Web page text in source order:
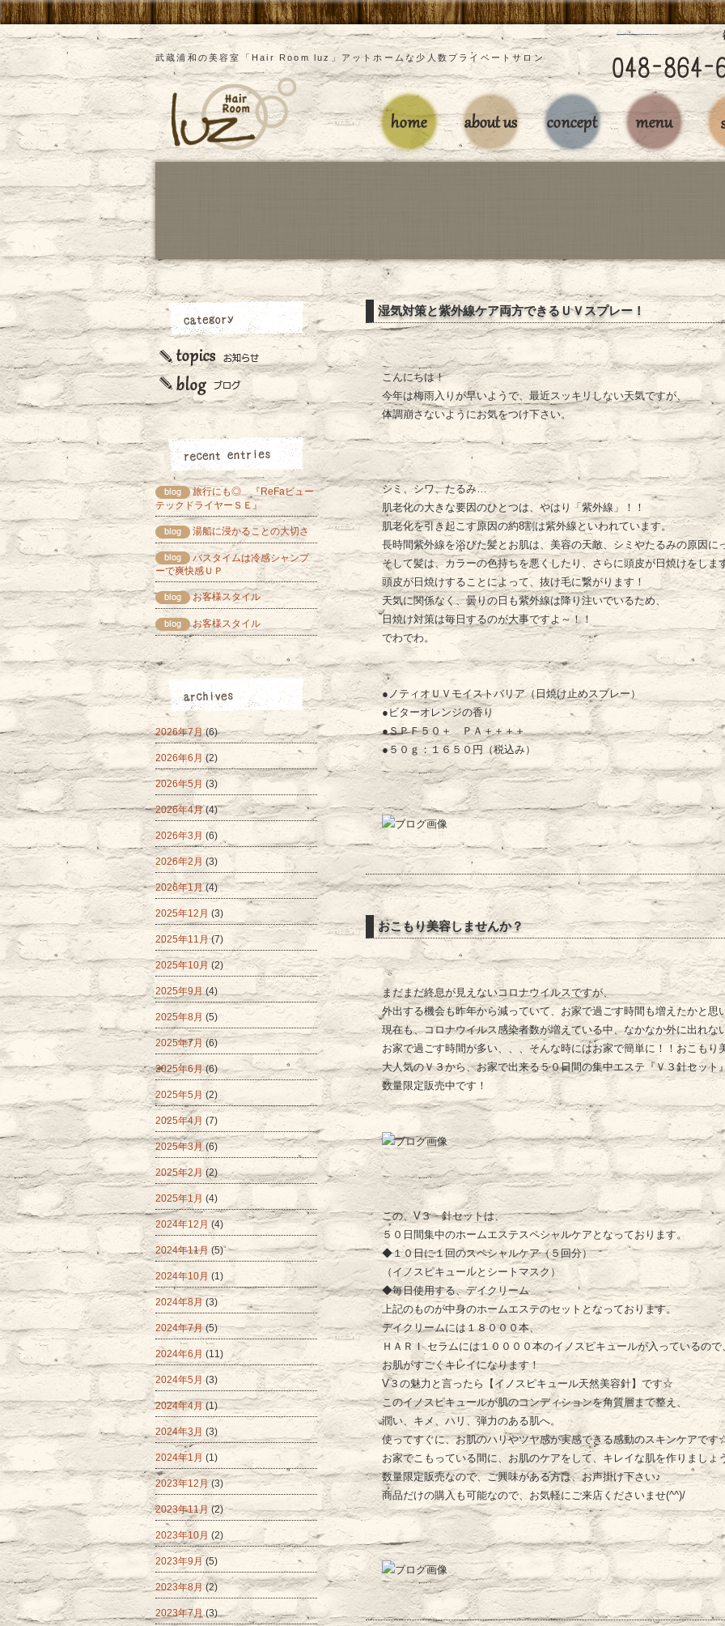
武蔵浦和の美容室「Hair Room luz」アットホームな少人数プライベートサロン
旅行にも◎ 『ReFaビュー
テックドライヤーＳＥ』
湯船に浸かることの大切さ
バスタイムは冷感シャンプ
ーで爽快感ＵＰ
お客様スタイル
お客様スタイル
2026年7月(6)
2026年6月 (2)
2026年5月 (3)
2026年4月(4)
2026年3月 (6)
2026年2月 (3)
2026年1月(4)
2025年12月 (3)
2025年11月(7)
2025年10月 (2)
2025年9月(4)
2025年8月 (5)
2025年7月 (6)
2025年6月(6)
2025年5月 (2)
2025年4月 (7)
2025年3月(6)
2025年2月(2)
2025年1月 (4)
2024年12月 (4)
2024年11月 (5)
2024年10月 (1)
2024年8月 (3)
2024年7月(5)
2024年6月 (11)
2024年5月 (3)
2024年4月(1)
2024年3月 (3)
2024年1月 (1)
2023年12月(3)
2023年11月 (2)
2023年10月 (2)
2023年9月 (5)
2023年8月 (2)
2023年7月(3)
湿気対策と紫外線ケア両方できるＵＶスプレー！
こんにちは！
今年は梅雨入りが早いようで、最近スッキリしない天気ですが、
体調崩さないようにお気をつけ下さい。
シミ、シワ、たるみ…
肌老化の大きな要因のひとつは、やはり「紫外線」！！
肌老化を引き起こす原因の約8割は紫外線といわれています。
長時間紫外線を浴びた髪とお肌は、美容の天敵、シミやたるみの原因に
そして髪は、カラーの色持ちを悪くしたり、さらに頭皮が日焼けをしま
頭皮が日焼けすることによって、抜け毛に繋がります！
天気に関係なく、曇りの日も紫外線は降り注いでいるため、
日焼け対策は毎日するのが大事ですよ～！！
でわでわ。
●ノティオＵＶモイストバリア（日焼け止めスプレー）
●ビターオレンジの香り
●ＳＰＦ５０＋ ＰＡ＋＋＋＋
●５０ｇ：１６５０円（税込み）
おこもり美容しませんか？
まだまだ終息が見えないコロナウイルスですが、
外出する機会も昨年から減っていて、お家で過ごす時間も増えたかと思
現在も、コロナウイルス感染者数が増えている中、なかなか外に出れな
お家で過ごす時間が多い、、、そんな時にはお家で簡単に！！おこもり
大人気のＶ３から、お家で出来る５０日間の集中エステ『Ｖ３針セット
数量限定販売中です！
この、V３ 針セットは、
５０日間集中のホームエステスペシャルケアとなっております。
◆１０日に１回のスペシャルケア（５回分）
（イノスピキュールとシートマスク）
◆毎日使用する、デイクリーム
上記のものが中身のホームエステのセットとなっております。
デイクリームには１８０００本、
ＨＡＲＩ セラムには１００００本のイノスピキュールが入っているので
お肌がすごくキレイになります！
V３の魅力と言ったら【イノスピキュール天然美容針】です☆
このイノスピキュールが肌のコンディションを角質層まで整え、
潤い、キメ、ハリ、弾力のある肌へ。
使ってすぐに、お肌のハリやツヤ感が実感できる感動のスキンケアです
お家でこもっている間に、お肌のケアをして、キレイな肌を作りましょ
数量限定販売なので、ご興味がある方は、お声掛け下さい♪
商品だけの購入も可能なので、お気軽にご来店くださいませ(^^)/